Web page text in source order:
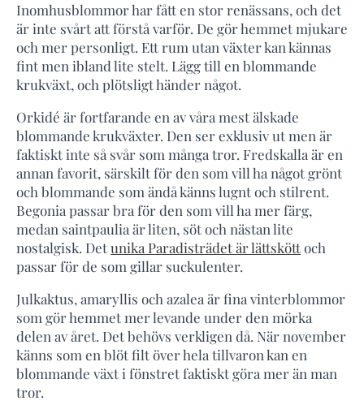
Inomhusblommor har fått en stor renässans, och det
är inte svårt att förstå varför. De gör hemmet mjukare
och mer personligt. Ett rum utan växter kan kännas
fint men ibland lite stelt. Lägg till en blommande
krukväxt, och plötsligt händer något.
Orkidé är fortfarande en av våra mest älskade
blommande krukväxter. Den ser exklusiv ut men är
faktiskt inte så svår som många tror. Fredskalla är en
annan favorit, särskilt för den som vill ha något grönt
och blommande som ändå känns lugnt och stilrent.
Begonia passar bra för den som vill ha mer färg,
medan saintpaulia är liten, söt och nästan lite
nostalgisk. Detunika Paradisträdet är lättsköttoch
passar för de som gillar suckulenter.
Julkaktus, amaryllis och azalea är fina vinterblommor
som gör hemmet mer levande under den mörka
delen av året. Det behövs verkligen då. När november
känns som en blöt filt över hela tillvaron kan en
blommande växt i fönstret faktiskt göra mer än man
tror.